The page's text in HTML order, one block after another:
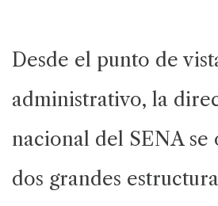
Desde el punto de
administrativo, la
nacional del SENA se
dos grandes